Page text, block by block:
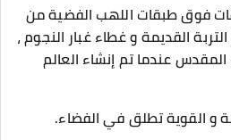
فوق طبقات اللهب الفضية من
القديمة و غطاء غبار النجوم ،
عندما تم إنشاء العالم
و القوية تطلق في الفضاء.